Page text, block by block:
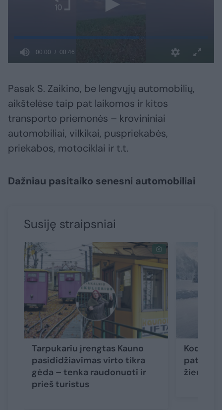
Pasak S. Zaikino, be lengvųjų automobilių,
aikštelėse taip pat laikomos ir kitos
transporto priemonės – krovininiai
automobiliai, vilkikai, puspriekabės,
priekabos, motociklai ir t.t.
Dažniau pasitaiko senesni automobiliai
Susiję straipsniai
Tarpukariu įrengtas Kauno
pasididžiavimas virto tikra
gėda – tenka raudonuoti ir
prieš turistus
Kodėl
žiemos